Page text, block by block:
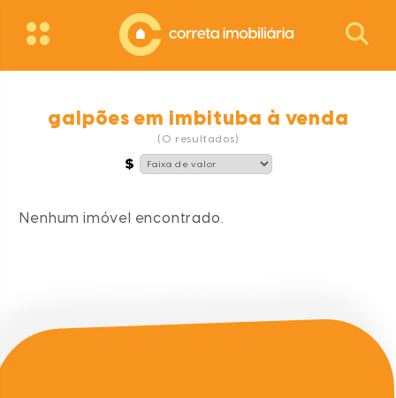
galpões em imbituba à venda
(0 resultados)
Nenhum imóvel encontrado.